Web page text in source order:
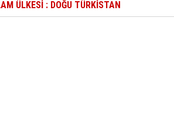
ÜLKESİ : DOĞU TÜRKİSTAN